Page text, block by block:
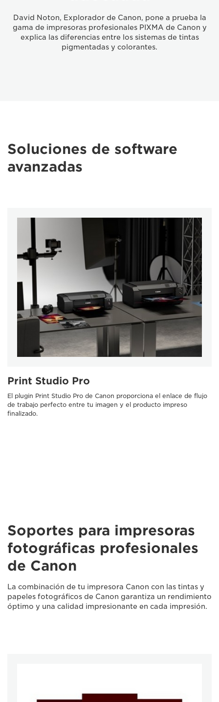
David Noton, Explorador de Canon, pone a prueba la
gama de impresoras profesionales PIXMA de Canon y
explica las diferencias entre los sistemas de tintas
pigmentadas y colorantes.
Soluciones de software
avanzadas
Print Studio Pro
El plugin Print Studio Pro de Canon proporciona el enlace de flujo
de trabajo perfecto entre tu imagen y el producto impreso
finalizado.
Soportes para impresoras
fotográficas profesionales
de Canon
La combinación de tu impresora Canon con las tintas y
papeles fotográficos de Canon garantiza un rendimiento
óptimo y una calidad impresionante en cada impresión.